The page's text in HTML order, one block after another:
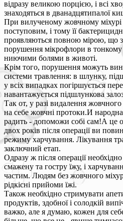
відразу великою порцією, і всі
знаходяться в дванадцятипалої
При вилученому жовчному міхурі
поступовим, і тому її
проявляються повною мірою, що
порушення мікрофлори в тонкому
ниючими болями в животі.
Крім того, порушення можуть
системи травлення: в шлунку,
у всіх випадках погіршується
навантажується підшлункова
Так от, у разі видалення
на себе жовчні протоки.И
радить - допоможи собі сам!А це
двох років після операції ви
режиму харчування. Лікування
заключний етап.
Одразу ж після операції
смажену та гостру їжу, і
частим. Людям без жовчного
рідкісні прийоми їжі.
Також необхідно стримувати
продуктів, здобної і солодкій
важко, але я думаю, кожен для